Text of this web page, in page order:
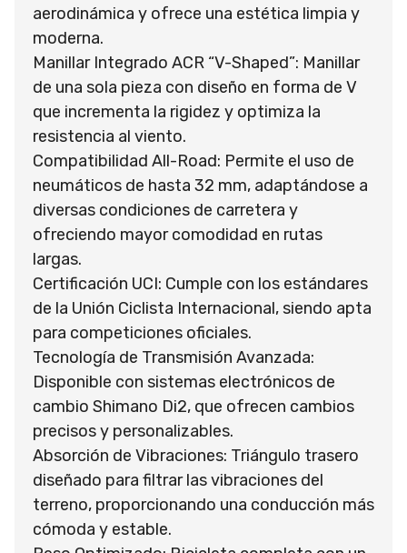
aerodinámica y ofrece una estética limpia y
moderna.
Manillar Integrado ACR “V-Shaped”: Manillar
de una sola pieza con diseño en forma de V
que incrementa la rigidez y optimiza la
resistencia al viento.
Compatibilidad All-Road: Permite el uso de
neumáticos de hasta 32 mm, adaptándose a
diversas condiciones de carretera y
ofreciendo mayor comodidad en rutas
largas.
Certificación UCI: Cumple con los estándares
de la Unión Ciclista Internacional, siendo apta
para competiciones oficiales.
Tecnología de Transmisión Avanzada:
Disponible con sistemas electrónicos de
cambio Shimano Di2, que ofrecen cambios
precisos y personalizables.
Absorción de Vibraciones: Triángulo trasero
diseñado para filtrar las vibraciones del
terreno, proporcionando una conducción más
cómoda y estable.